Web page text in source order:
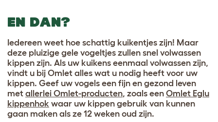
EN DAN?
Iedereen weet hoe schattig kuikentjes zijn! Maar
deze pluizige gele vogeltjes zullen snel volwassen
kippen zijn. Als uw kuikens eenmaal volwassen zijn,
vindt u bij Omlet alles wat u nodig heeft voor uw
kippen. Geef uw vogels een fijn en gezond leven
met allerlei Omlet-producten, zoals een Omlet Eglu
kippenhok waar uw kippen gebruik van kunnen
gaan maken als ze 12 weken oud zijn.